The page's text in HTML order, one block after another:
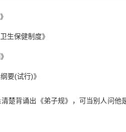
生保健制度》
要(试行)》
楚背诵出《弟子规》，可当别人问他